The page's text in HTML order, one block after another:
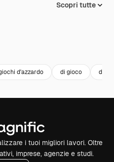
Scopri tutte
d'azzardo di gioco dadi
i tuoi migliori lavori. Oltre
imprese, agenzie e studi.